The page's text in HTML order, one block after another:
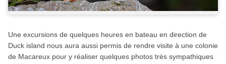
Une excursions de quelques heures en bateau en direction de
Duck island nous aura aussi permis de rendre visite à une colonie
de Macareux pour y réaliser quelques photos très sympathiques